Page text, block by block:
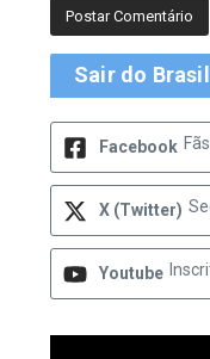
Sair do Brasil
Facebook Fãs
X (Twitter)
Youtube